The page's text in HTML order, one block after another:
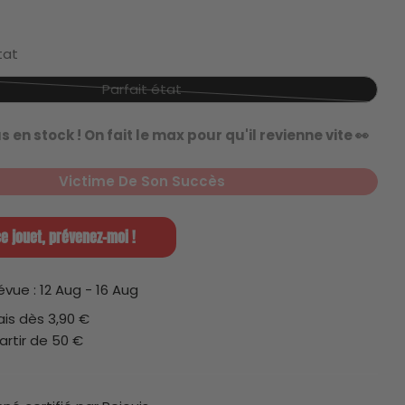
Parfait état
Variante
ou
indisponible
en stock ! On fait le max pour qu'il revienne vite 👀
Victime De Son Succès
jouet, prévenez-moi !
:12 Aug - 16 Aug
dès 3,90 €
de 50 €